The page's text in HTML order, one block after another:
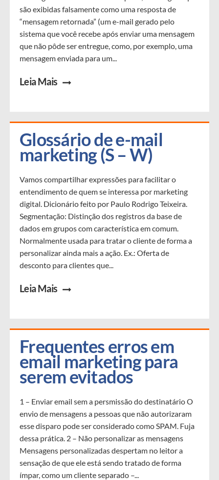
são exibidas falsamente como uma resposta de
“mensagem retornada” (um e-mail gerado pelo
sistema que você recebe após enviar uma mensagem
que não pôde ser entregue, como, por exemplo, uma
mensagem enviada para um...
Leia Mais
Glossário de e-mail
marketing (S – W)
Vamos compartilhar expressões para facilitar o
entendimento de quem se interessa por marketing
digital. Dicionário feito por Paulo Rodrigo Teixeira.
Segmentação: Distinção dos registros da base de
dados em grupos com característica em comum.
Normalmente usada para tratar o cliente de forma a
personalizar ainda mais a ação. Ex.: Oferta de
desconto para clientes que...
Leia Mais
Frequentes erros em
email marketing para
serem evitados
1 – Enviar email sem a persmissão do destinatário O
envio de mensagens a pessoas que não autorizaram
esse disparo pode ser considerado como SPAM. Fuja
dessa prática. 2 – Não personalizar as mensagens
Mensagens personalizadas despertam no leitor a
sensação de que ele está sendo tratado de forma
ímpar, como um cliente separado –...